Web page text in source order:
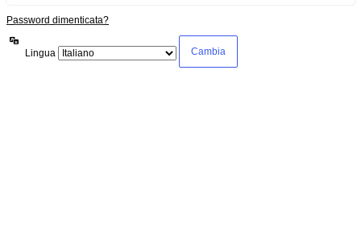
Password dimenticata?
Lingua